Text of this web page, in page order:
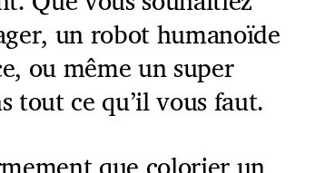
un robot humanoïde
ou même un super
tout ce qu’il vous faut.